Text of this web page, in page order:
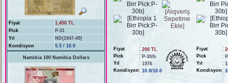
Fiyat
1,450 TL
Pick
P-31
Yıl
ND(1947-49)
Kondisyon
5.5 / 10.0
Namibia 100 Namibia Dollars
Fiyat : 200 TL
Pick
: P-30/b
Yıl
: 1976
Kondisyon : 10.0/10.0
Fiyat :
Pick
:
Yıl
:
Kondisyon: